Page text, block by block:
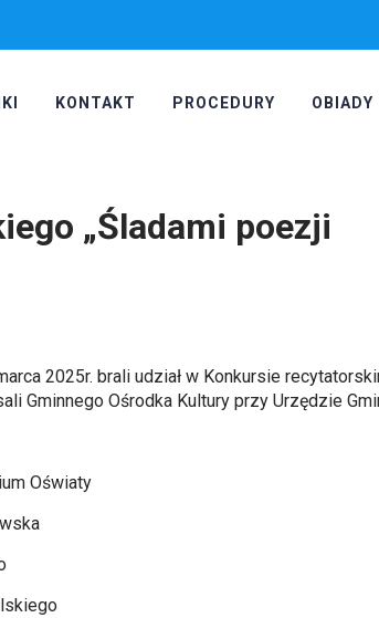
KONTAKT PROCEDURY OBIADY
„Śladami poezji
2025r. brali udział w Konkursie
Gminnego Ośrodka Kultury przy Urzędzie
Oświaty